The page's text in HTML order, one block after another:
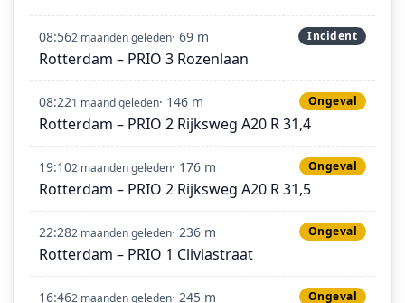
08:562 maanden geleden· 69 m Incident
Rotterdam – PRIO 3 Rozenlaan
08:221 maand geleden· 146 m Ongeval
Rotterdam – PRIO 2 Rijksweg A20 R 31,4
19:102 maanden geleden· 176 m Ongeval
Rotterdam – PRIO 2 Rijksweg A20 R 31,5
22:282 maanden geleden· 236 m Ongeval
Rotterdam – PRIO 1 Cliviastraat
16:462 maanden geleden· 245 m Ongeval